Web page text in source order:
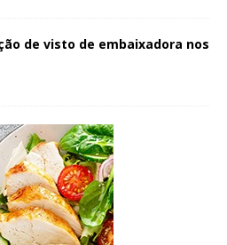
de visto de embaixadora nos